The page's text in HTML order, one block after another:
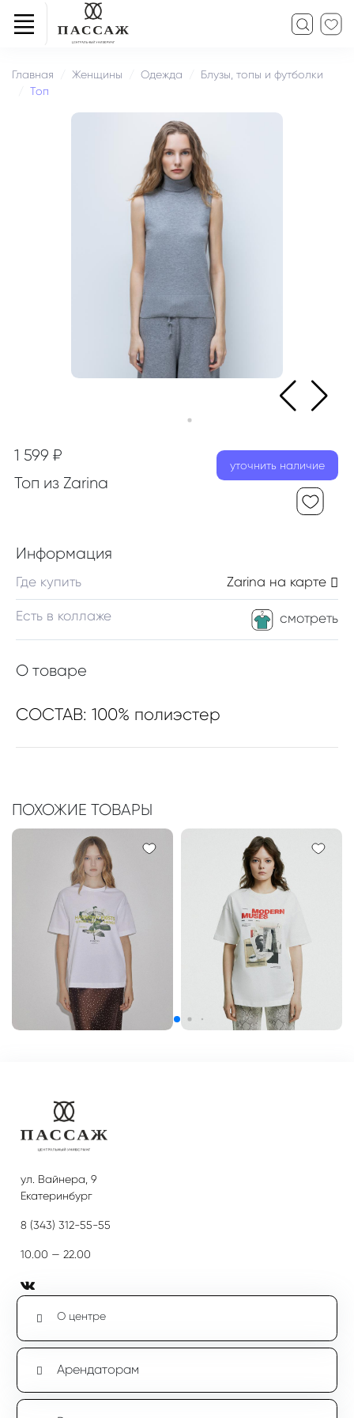
Главная Женщины Одежда
Блузы, топы и футболки
Топ
1 599 ₽
Топ из Zarina
уточнить наличие
Информация
Zarina на карте
Где купить
смотреть
Есть в коллаже
О товаре
СОСТАВ: 100% полиэстер
ПОХОЖИЕ ТОВАРЫ
ул. Вайнера, 9
Екатеринбург
8 (343) 312-55-55
10.00 — 22.00
О центре
Арендаторам